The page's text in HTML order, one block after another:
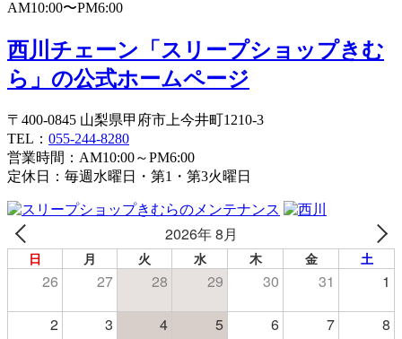
AM10:00〜PM6:00
西川チェーン「スリープショップきむ
ら」の公式ホームページ
〒400-0845 山梨県甲府市上今井町1210-3
TEL： 055-244-8280
営業時間：AM10:00～PM6:00
定休日：毎週水曜日・第1・第3火曜日
2026年 8月
日 月 火 水 木 金 土
26 27 28 29 30 31 1
2 3 4 5 6 7 8